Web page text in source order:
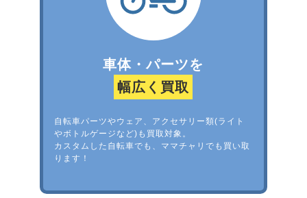
車体・パーツを
幅広く買取
自転車パーツやウェア、アクセサリー類(ライト
やボトルゲージなど)も買取対象。
カスタムした自転車でも、ママチャリでも買い取
ります！